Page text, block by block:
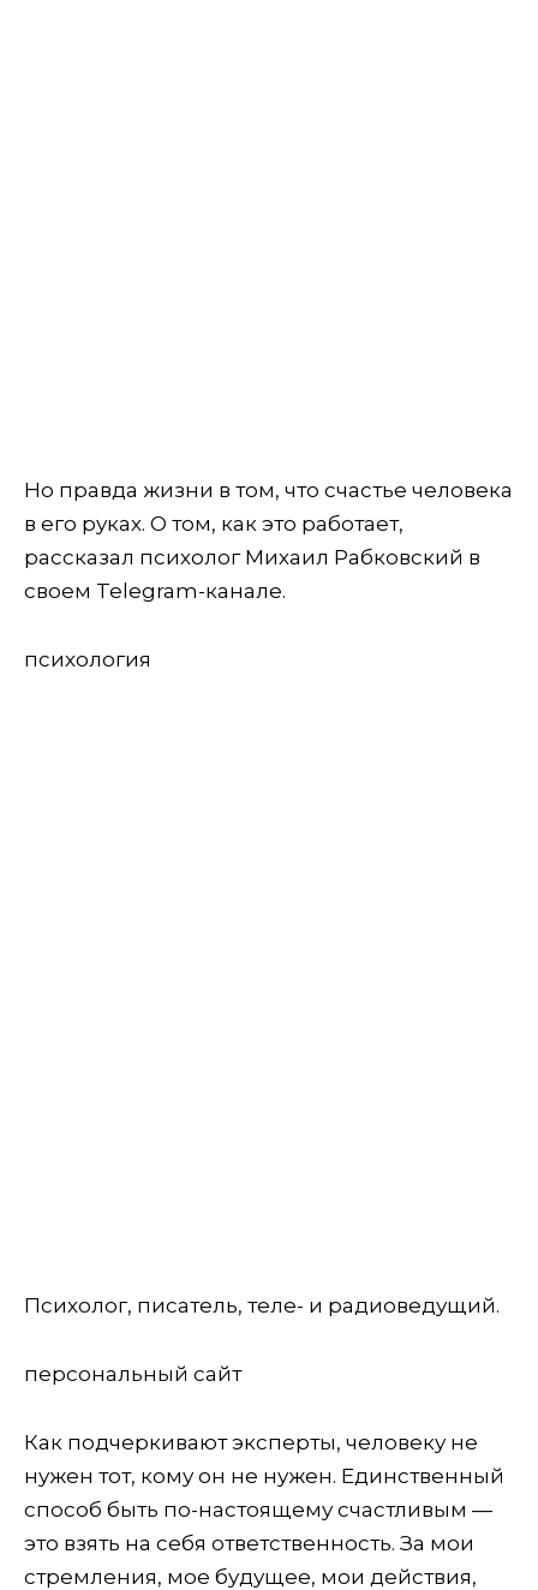
Но правда жизни в том, что счастье человека
в его руках. О том, как это работает,
рассказал психолог Михаил Рабковский в
своем Telegram-канале.
психология
Психолог, писатель, теле- и радиоведущий.
персональный сайт
Как подчеркивают эксперты, человеку не
нужен тот, кому он не нужен. Единственный
способ быть по-настоящему счастливым —
это взять на себя ответственность. За мои
стремления, мое будущее, мои действия,